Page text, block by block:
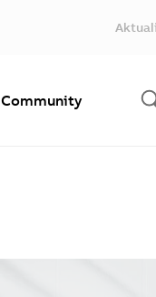
Community